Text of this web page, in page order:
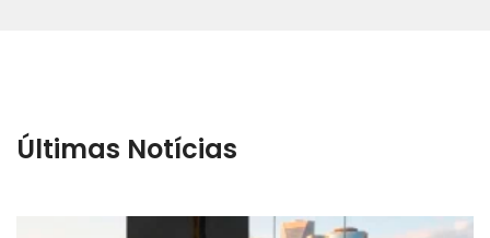
Últimas Notícias